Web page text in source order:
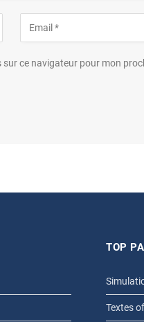
ce navigateur pour mon
TOP
Textes